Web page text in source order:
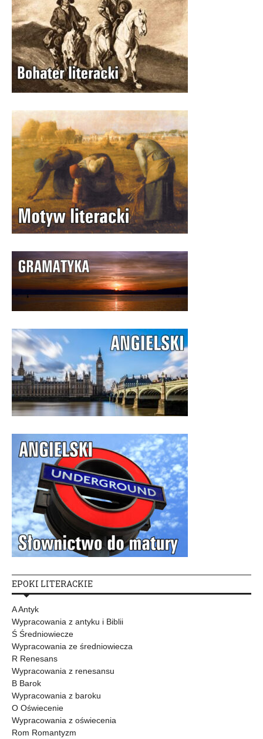
EPOKI LITERACKIE
A Antyk
Wypracowania z antyku i Biblii
Ś Średniowiecze
Wypracowania ze średniowiecza
R Renesans
Wypracowania z renesansu
B Barok
Wypracowania z baroku
O Oświecenie
Wypracowania z oświecenia
Rom Romantyzm